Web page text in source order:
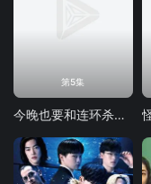
第5集
今晚也要和连环杀手约会